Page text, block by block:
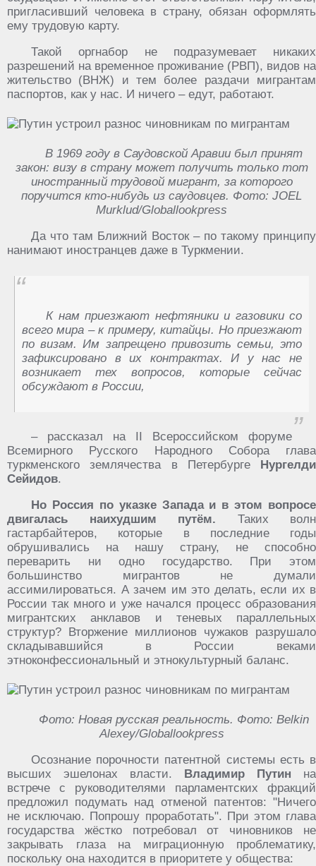
пригласивший человека в страну, обязан оформлять
ему трудовую карту.
Такой оргнабор не подразумевает никаких
разрешений на временное проживание (РВП), видов на
жительство (ВНЖ) и тем более раздачи мигрантам
паспортов, как у нас. И ничего – едут, работают.
В 1969 году в Саудовской Аравии был принят
закон: визу в страну может получить только тот
иностранный трудовой мигрант, за которого
поручится кто-нибудь из саудовцев. Фото: JOEL
Murklud/Globallookpress
Да что там Ближний Восток – по такому принципу
нанимают иностранцев даже в Туркмении.
К нам приезжают нефтяники и газовики со
всего мира – к примеру, китайцы. Но приезжают
по визам. Им запрещено привозить семьи, это
зафиксировано в их контрактах. И у нас не
возникает тех вопросов, которые сейчас
обсуждают в России,
– рассказал на II Всероссийском форуме
Всемирного Русского Народного Собора глава
туркменского землячества в Петербурге Нургелди
Сейидов.
Но Россия по указке Запада и в этом вопросе
двигалась наихудшим путём. Таких волн
гастарбайтеров, которые в последние годы
обрушивались на нашу страну, не способно
переварить ни одно государство. При этом
большинство мигрантов не думали
ассимилироваться. А зачем им это делать, если их в
России так много и уже начался процесс образования
мигрантских анклавов и теневых параллельных
структур? Вторжение миллионов чужаков разрушало
складывавшийся в России веками
этноконфессиональный и этнокультурный баланс.
Фото: Новая русская реальность. Фото: Belkin
Alexey/Globallookpress
Осознание порочности патентной системы есть в
высших эшелонах власти. Владимир Путин на
встрече с руководителями парламентских фракций
предложил подумать над отменой патентов: "Ничего
не исключаю. Попрошу проработать". При этом глава
государства жёстко потребовал от чиновников не
закрывать глаза на миграционную проблематику,
поскольку она находится в приоритете у общества: